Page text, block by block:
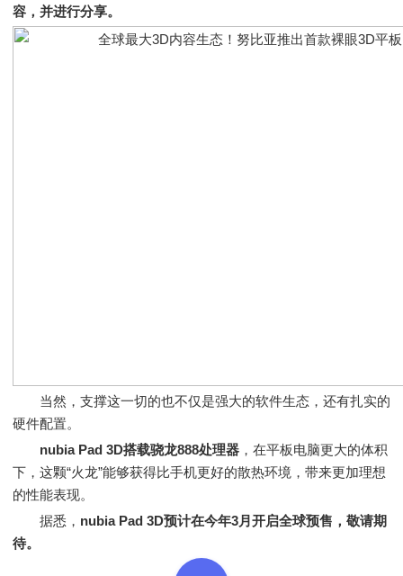
容，并进行分享。
当然，支撑这一切的也不仅是强大的软件生态，还有扎实的
硬件配置。
nubia Pad 3D搭载骁龙888处理器 ，在平板电脑更大的体积
下，这颗“火龙”能够获得比手机更好的散热环境，带来更加理想
的性能表现。
据悉， nubia Pad 3D预计在今年3月开启全球预售，敬请期
待。